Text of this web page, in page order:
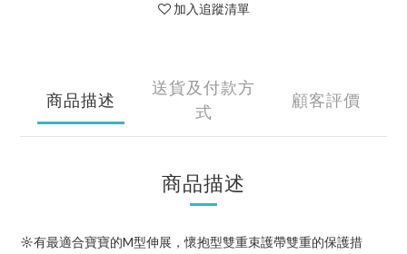
加入追蹤清單
商品描述
送貨及付款方
式
顧客評價
商品描述
☼有最適合寶寶的M型伸展，懷抱型雙重束護帶雙重的保護措